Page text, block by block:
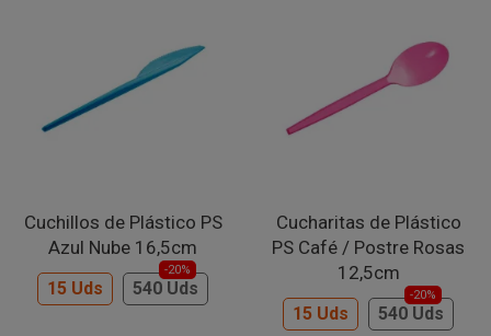
Cuchillos de Plástico PS
Azul Nube 16,5cm
15 Uds 540 Uds
-20%
Cucharitas de Plástico
PS Café / Postre Rosas
12,5cm
15 Uds 540 Uds
-20%